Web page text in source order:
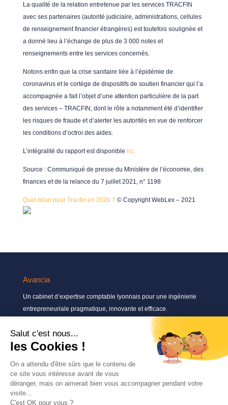
La qualité de la relation entretenue par les services TRACFIN
avec ses partenaires (autorité judiciaire, administrations, cellules
de renseignement financier étrangères) est toutefois soulignée et
a donné lieu à l’échange de plus de 3 000 notes et
renseignements entre les services concernés.
Notons enfin que la crise sanitaire liée à l’épidémie de
coronavirus et le cortège de dispositifs de soutien financier qui l’a
accompagnée a fait l’objet d’une attention particulière de la part
des services – TRACFIN, dont le rôle a notamment été d’identifier
les risques de fraude et d’alerter les autorités en vue de renforcer
les conditions d’octroi des aides.
L’intégralité du rapport est disponible ici.
Source : Communiqué de presse du Ministère de l’économie, des
finances et de la relance du 7 juillet 2021, n° 1198
Quel bilan pour Tracfin en 2020 ?© Copyright WebLex – 2021
Avancia
Un cabinet d’expertise comptable lyonnais pour une ingénierie
entrepreneuriale pragmatique, innovante et efficace.
Contactez-nous
30, rue Pré Gaudry, 69007 Lyon
contact@avancia.fr